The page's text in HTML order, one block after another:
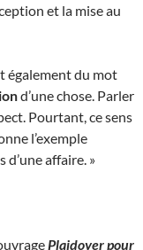
et la mise au
également du mot
d’une chose. Parler
Pourtant, ce sens
l’exemple
affaire. »
Plaidoyer pour